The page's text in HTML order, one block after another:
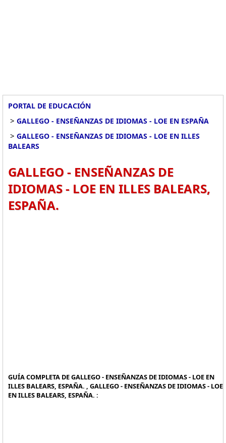
PORTAL DE EDUCACIÓN
> GALLEGO - ENSEÑANZAS DE IDIOMAS - LOE EN ESPAÑA
> GALLEGO - ENSEÑANZAS DE IDIOMAS - LOE EN ILLES
BALEARS
GALLEGO - ENSEÑANZAS DE
IDIOMAS - LOE EN ILLES BALEARS,
ESPAÑA.
GUÍA COMPLETA DE GALLEGO - ENSEÑANZAS DE IDIOMAS - LOE EN
ILLES BALEARS, ESPAÑA. , GALLEGO - ENSEÑANZAS DE IDIOMAS - LOE
EN ILLES BALEARS, ESPAÑA. :